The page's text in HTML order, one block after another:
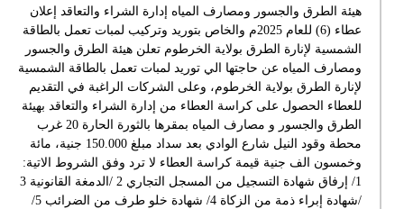
هيئة الطرق والجسور ومصارف المياه إدارة الشراء والتعاقد إعلان
عطاء (6) للعام 2025م والخاص بتوريد وتركيب لمبات تعمل بالطاقة
الشمسية لإنارة الطرق بولاية الخرطوم تعلن هيئة الطرق والجسور
ومصارف المياه عن حاجتها الي توريد لمبات تعمل بالطاقة الشمسية
لإنارة الطرق بولاية الخرطوم، وعلى الشركات الراغبة في التقديم
للعطاء الحصول على كراسة العطاء من إدارة الشراء والتعاقد بهيئة
الطرق والجسور و مصارف المياه بمقرها بالثورة الحارة 20 غرب
محطة وقود النيل شارع الوادي بعد سداد مبلغ 150.000 جنية، مائة
وخمسون الف جنية قيمة كراسة العطاء لا ترد وفق الشروط الاتية:
1/ إرفاق شهادة التسجيل من المسجل التجاري 2 /الدمغة القانونية 3
/شهادة إبراء ذمة من الزكاة 4/ شهادة خلو طرف من الضرائب 5/